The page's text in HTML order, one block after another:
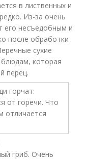
в лиственных и
Из-за очень
его несъедобным и
после обработки
сухие
блюдам, которая
перец.
гриб. Очень